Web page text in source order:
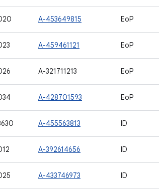
A-453649815 EoP
A-459461121 EoP
A-321711213 EoP
A-428701593 EoP
A-455563813 ID
A-392614656 ID
A-433746973 ID